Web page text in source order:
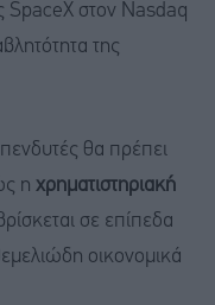
SpaceX στον Nasdaq
της
θα πρέπει
η χρηματιστηριακή
σε επίπεδα
οικονομικά